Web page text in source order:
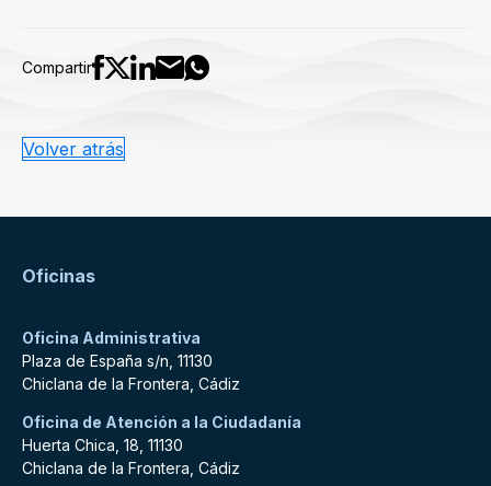
Compartir
Volver atrás
Oficinas
Oficina Administrativa
Plaza de España s/n, 11130
Chiclana de la Frontera, Cádiz
Oficina de Atención a la Ciudadanía
Huerta Chica, 18, 11130
Chiclana de la Frontera, Cádiz